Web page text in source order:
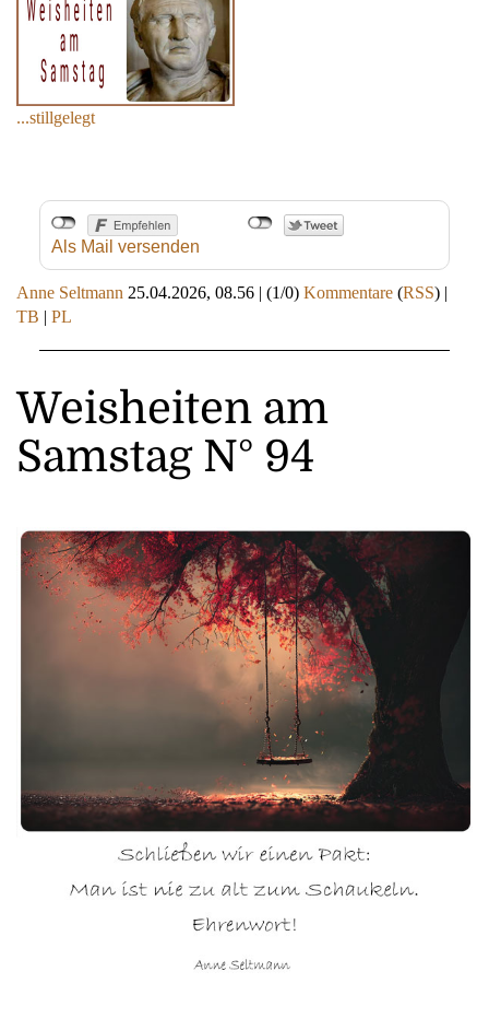
...stillgelegt
Als Mail versenden
Anne Seltmann 25.04.2026, 08.56 | (1/0) Kommentare (RSS) |
TB | PL
Weisheiten am
Samstag N° 94